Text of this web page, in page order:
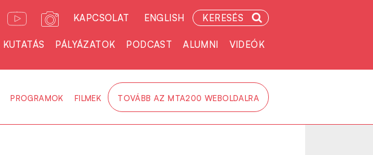
KAPCSOLAT ENGLISH KERESÉS
KUTATÁS PÁLYÁZATOK PODCAST ALUMNI VIDEÓK
PROGRAMOK FILMEK TOVÁBB AZ MTA200 WEBOLDALRA